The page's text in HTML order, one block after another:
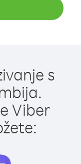
s
Viber